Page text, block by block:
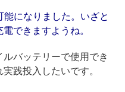
になりました。いざと
できますようね。
バッテリーで使用でき
践投入したいです。